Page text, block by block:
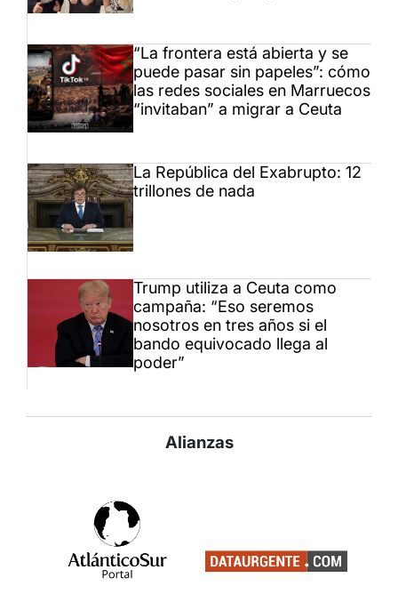
“La frontera está abierta y se
puede pasar sin papeles”: cómo
las redes sociales en Marruecos
“invitaban” a migrar a Ceuta
La República del Exabrupto: 12
trillones de nada
Trump utiliza a Ceuta como
campaña: “Eso seremos
nosotros en tres años si el
bando equivocado llega al
poder”
Alianzas